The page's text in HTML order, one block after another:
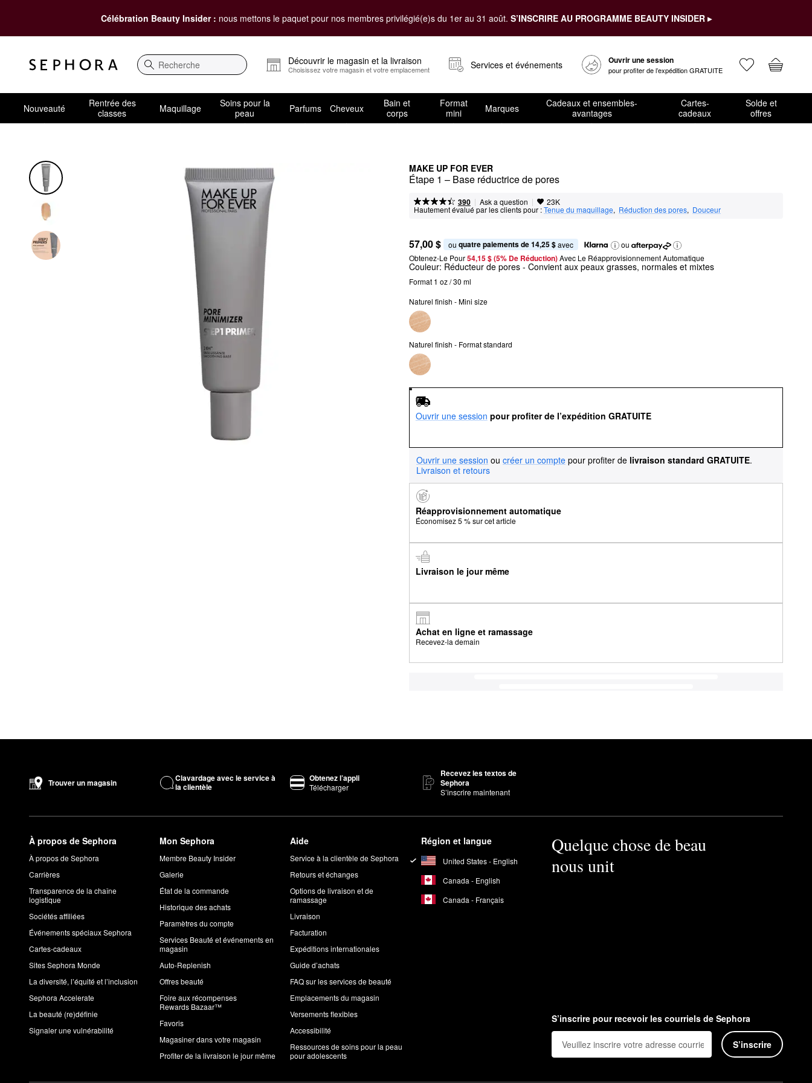
Célébration Beauty Insider : nous mettons le paquet pour nos membres privilégié(e)s du 1er au 31 août. S’INSCRIRE AU PROGRAMME BEAUTY INSIDER ▸
Recherche
Découvrir le magasin et la livraison
Choisissez votre magasin et votre emplacement Services et événements Ouvrir une session
pour profiter de l’expédition GRATUITE
Nouveauté
Rentrée des
classes
Maquillage
Soins pour la
peau
Parfums Cheveux
Bain et
corps
Format
mini
Marques
Cadeaux et ensembles-
avantages
Cartes-
cadeaux
Solde et
offres
MAKE UP FOR EVER
Étape 1 – Base réductrice de pores
390 | Ask a question | 23K
Hautement évalué par les clients pour :Tenue du maquillage, Réduction des pores, Douceur
57,00 $ ou quatre paiements de 14,25 $ avec
ou
Obtenez-Le Pour54,15 $ (5% De Réduction) Avec Le Réapprovisionnement Automatique
Couleur: Réducteur de pores - Convient aux peaux grasses, normales et mixtes
Format 1 oz / 30 ml
Naturel finish - Mini size
Naturel finish - Format standard
Ouvrir une session pour profiter de l’expédition GRATUITE
Ouvrir une session ou créer un compte pour profiter de livraison standard GRATUITE.
Livraison et retours
Réapprovisionnement automatique
Économisez 5 % sur cet article
Livraison le jour même
Achat en ligne et ramassage
Recevez-la demain
Trouver un magasin
Clavardage avec le service à
la clientèle
Obtenez l’appli
Télécharger
Recevez les textos de
Sephora
S’inscrire maintenant
À propos de Sephora
À propos de Sephora
Carrières
Transparence de la chaîne
logistique
Sociétés affiliées
Événements spéciaux Sephora
Cartes-cadeaux
Sites Sephora Monde
La diversité, l’équité et l’inclusion
Sephora Accelerate
La beauté (re)définie
Signaler une vulnérabilité
Mon Sephora
Membre Beauty Insider
Galerie
État de la commande
Historique des achats
Paramètres du compte
Services Beauté et événements en
magasin
Auto-Replenish
Offres beauté
Foire aux récompenses
Rewards Bazaar™
Favoris
Magasiner dans votre magasin
Profiter de la livraison le jour même
Aide
Service à la clientèle de Sephora
Retours et échanges
Options de livraison et de
ramassage
Livraison
Facturation
Expéditions internationales
Guide d’achats
FAQ sur les services de beauté
Emplacements du magasin
Versements flexibles
Accessibilité
Ressources de soins pour la peau
pour adolescents
Région et langue
United States - English
Canada - English
Canada - Français
Quelque chose de beau
nous unit
S’inscrire pour recevoir les courriels de Sephora
S’inscrire